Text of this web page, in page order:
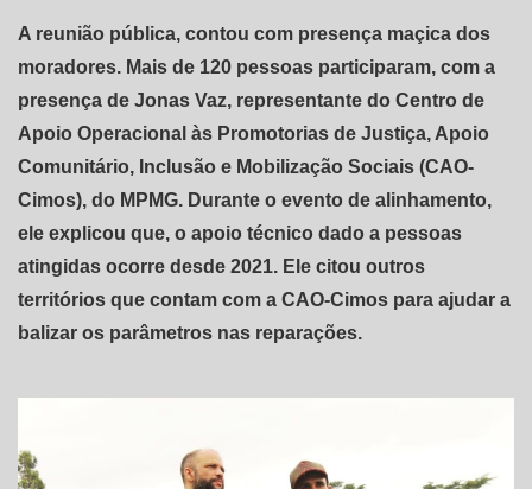
A reunião pública, contou com presença maçica dos
moradores. Mais de 120 pessoas participaram, com a
presença de Jonas Vaz, representante do Centro de
Apoio Operacional às Promotorias de Justiça, Apoio
Comunitário, Inclusão e Mobilização Sociais (CAO-
Cimos), do MPMG. Durante o evento de alinhamento,
ele explicou que, o apoio técnico dado a pessoas
atingidas ocorre desde 2021. Ele citou outros
territórios que contam com a CAO-Cimos para ajudar a
balizar os parâmetros nas reparações.